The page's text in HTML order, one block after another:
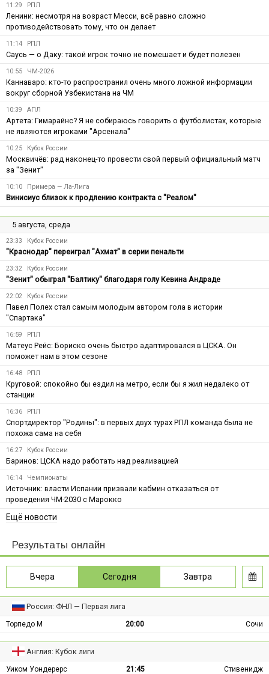
11:29 РПЛ
Ленини: несмотря на возраст Месси, всё равно сложно
противодействовать тому, что он делает
11:14 РПЛ
Саусь — о Даку: такой игрок точно не помешает и будет полезен
10:55 ЧМ-2026
Каннаваро: кто-то распространил очень много ложной информации
вокруг сборной Узбекистана на ЧМ
10:39 АПЛ
Артета: Гимарайнс? Я не собираюсь говорить о футболистах, которые
не являются игроками "Арсенала"
10:25 Кубок России
Москвичёв: рад наконец-то провести свой первый официальный матч
за "Зенит"
10:10 Примера — Ла-Лига
Винисиус близок к продлению контракта с "Реалом"
5 августа, среда
23:33 Кубок России
"Краснодар" переиграл "Ахмат" в серии пенальти
23:32 Кубок России
"Зенит" обыграл "Балтику" благодаря голу Кевина Андраде
22:02 Кубок России
Павел Полех стал самым молодым автором гола в истории
"Спартака"
16:59 РПЛ
Матеус Рейс: Бориско очень быстро адаптировался в ЦСКА. Он
поможет нам в этом сезоне
16:48 РПЛ
Круговой: спокойно бы ездил на метро, если бы я жил недалеко от
станции
16:36 РПЛ
Спортдиректор "Родины": в первых двух турах РПЛ команда была не
похожа сама на себя
16:27 Кубок России
Баринов: ЦСКА надо работать над реализацией
16:14 Чемпионаты
Источник: власти Испании призвали кабмин отказаться от
проведения ЧМ-2030 с Марокко
Ещё новости
Результаты онлайн
Вчера Сегодня Завтра
Россия: ФНЛ — Первая лига
Торпедо М 20:00 Сочи
Англия: Кубок лиги
Уиком Уондерерс 21:45
Стивенидж